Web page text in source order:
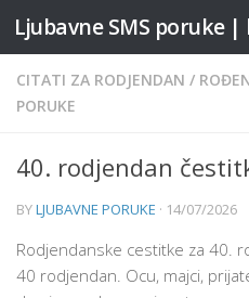
Skip to content
CITATI ZA RODJENDAN /
PORUKE
40. rodjendan
BYLJUBAVNE PORUKE · 14/07/2026
Rodjendanske cestitke za 40.
40 rodjendan. Ocu, majci,